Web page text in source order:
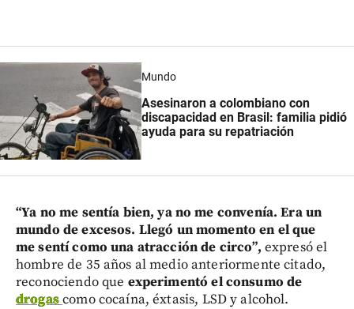
Mundo
Asesinaron a colombiano con
discapacidad en Brasil: familia pidió
ayuda para su repatriación
“Ya no me sentía bien, ya no me convenía. Era un
mundo de excesos. Llegó un momento en el que
me sentí como una atracción de circo”, expresó el
hombre de 35 años al medio anteriormente citado,
reconociendo que experimentó el consumo de
drogascomo cocaína, éxtasis, LSD y alcohol.